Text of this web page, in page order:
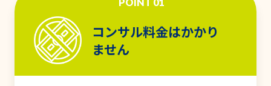
POINT 01
コンサル料金はかかり
ません